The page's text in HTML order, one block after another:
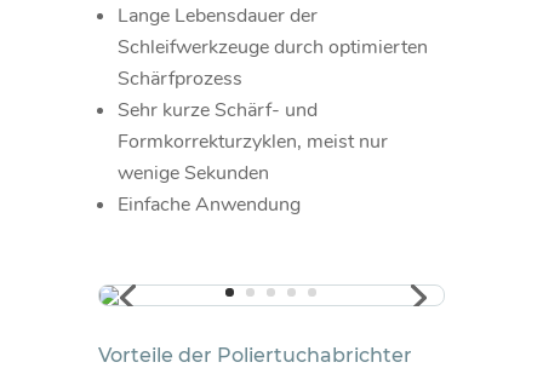
Lange Lebensdauer der
Schleifwerkzeuge durch optimierten
Schärfprozess
Sehr kurze Schärf- und
Formkorrekturzyklen, meist nur
wenige Sekunden
Einfache Anwendung
Vorteile der Poliertuchabrichter